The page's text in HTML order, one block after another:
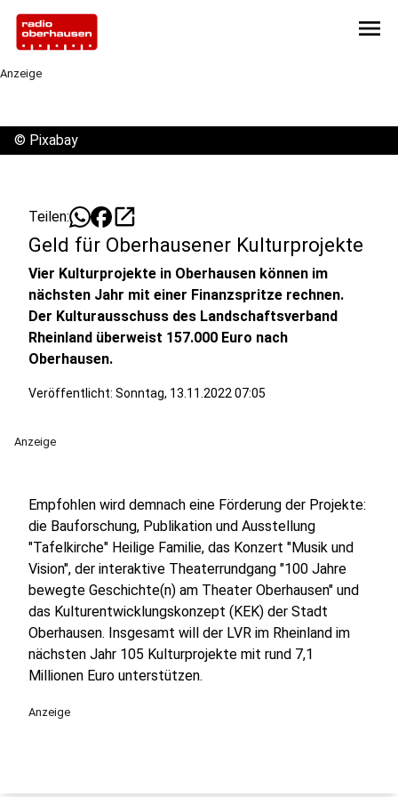
menu
Anzeige
© Pixabay
Teilen: open_in_new
Geld für Oberhausener Kulturprojekte
Vier Kulturprojekte in Oberhausen können im
nächsten Jahr mit einer Finanzspritze rechnen.
Der Kulturausschuss des Landschaftsverband
Rheinland überweist 157.000 Euro nach
Oberhausen.
Veröffentlicht: Sonntag, 13.11.2022 07:05
Anzeige
Empfohlen wird demnach eine Förderung der Projekte:
die Bauforschung, Publikation und Ausstellung
"Tafelkirche" Heilige Familie, das Konzert "Musik und
Vision", der interaktive Theaterrundgang "100 Jahre
bewegte Geschichte(n) am Theater Oberhausen" und
das Kulturentwicklungskonzept (KEK) der Stadt
Oberhausen. Insgesamt will der LVR im Rheinland im
nächsten Jahr 105 Kulturprojekte mit rund 7,1
Millionen Euro unterstützen.
Anzeige